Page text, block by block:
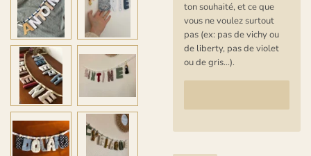
ton souhaité, et ce que
vous ne voulez surtout
pas (ex: pas de vichy ou
de liberty, pas de violet
ou de gris...).